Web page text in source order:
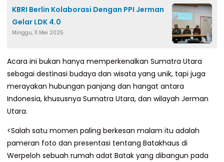
KBRI Berlin Kolaborasi Dengan PPI Jerman
Gelar LDK 4.0
Minggu, 11 Mei 2025
Acara ini bukan hanya memperkenalkan Sumatra Utara
sebagai destinasi budaya dan wisata yang unik, tapi juga
merayakan hubungan panjang dan hangat antara
Indonesia, khususnya Sumatra Utara, dan wilayah Jerman
Utara.
<Salah satu momen paling berkesan malam itu adalah
pameran foto dan presentasi tentang Batakhaus di
Werpeloh sebuah rumah adat Batak yang dibangun pada